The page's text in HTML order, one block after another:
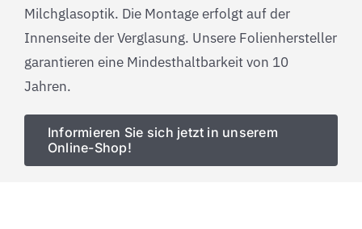
Milchglasoptik. Die Montage erfolgt auf der
Innenseite der Verglasung. Unsere Folienhersteller
garantieren eine Mindesthaltbarkeit von 10
Jahren.
Informieren Sie sich jetzt in unserem
Online-Shop!